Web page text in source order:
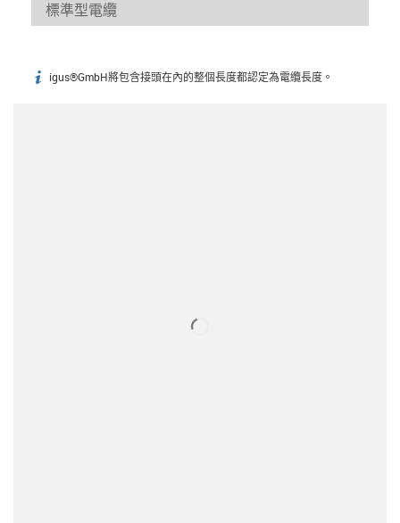
igus-icon-info
igus®GmbH將包含接頭在內的整個長度都認定為電纜長度。